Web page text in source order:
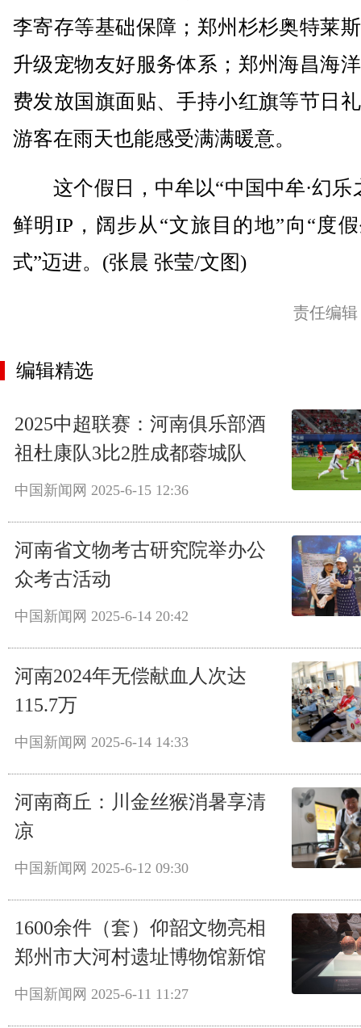
李寄存等基础保障；郑州杉杉奥特莱
升级宠物友好服务体系；郑州海昌海
费发放国旗面贴、手持小红旗等节日
游客在雨天也能感受满满暖意。
这个假日，中牟以“中国中牟·幻乐
鲜明IP，阔步从“文旅目的地”向“度
式”迈进。(张晨 张莹/文图)
责任编
编辑精选
2025中超联赛：河南俱乐部酒
祖杜康队3比2胜成都蓉城队
中国新闻网 2025-6-15 12:36
河南省文物考古研究院举办公
众考古活动
中国新闻网 2025-6-14 20:42
河南2024年无偿献血人次达
115.7万
中国新闻网 2025-6-14 14:33
河南商丘：川金丝猴消暑享清
凉
中国新闻网 2025-6-12 09:30
1600余件（套）仰韶文物亮相
郑州市大河村遗址博物馆新馆
中国新闻网 2025-6-11 11:27